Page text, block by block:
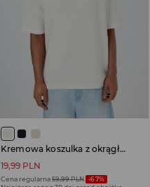
Kremowa koszulka z okrągłym dekoltem i strukturą
19,99 PLN
Cena regularna59,99 PLN -67%